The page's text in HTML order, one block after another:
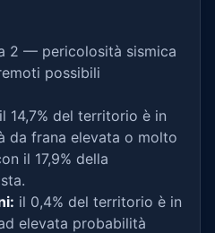
2 — pericolosità sismica
possibili
il 14,7% del territorio è in
da frana elevata o molto
il 17,9% della
il 0,4% del territorio è in
elevata probabilità